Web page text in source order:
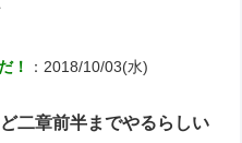
！
：2018/10/03(水)
二章前半までやるらしい